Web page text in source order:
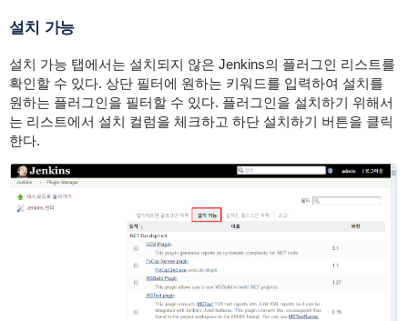
설치 가능
설치 가능 탭에서는 설치되지 않은 Jenkins의 플러그인 리스트를
확인할 수 있다. 상단 필터에 원하는 키워드를 입력하여 설치를
원하는 플러그인을 필터할 수 있다. 플러그인을 설치하기 위해서
는 리스트에서 설치 컬럼을 체크하고 하단 설치하기 버튼을 클릭
한다.